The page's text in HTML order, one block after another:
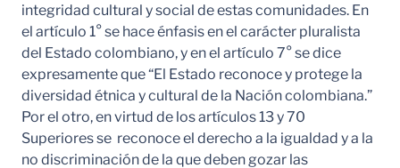
integridad cultural y social de estas comunidades. En
el artículo 1° se hace énfasis en el carácter pluralista
del Estado colombiano, y en el artículo 7° se dice
expresamente que “El Estado reconoce y protege la
diversidad étnica y cultural de la Nación colombiana.”
Por el otro, en virtud de los artículos 13 y 70
Superiores se reconoce el derecho a la igualdad y a la
no discriminación de la que deben gozar las